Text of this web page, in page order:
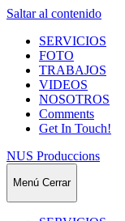
Saltar al contenido
SERVICIOS
FOTO
TRABAJOS
VIDEOS
NOSOTROS
Comments
Get In Touch!
NUS Produccions
Menú Cerrar